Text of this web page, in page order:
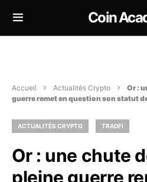
Coin
Accueil Actualités Crypto
Or :
guerre remet en question son statut
ACTUALITÉS CRYPTO TRADFI
Or : une chute
pleine guerre